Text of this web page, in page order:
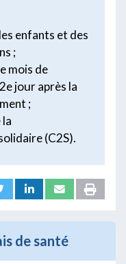
enfants et des
;
mois de
jour après la
;
(C2S).
de santé